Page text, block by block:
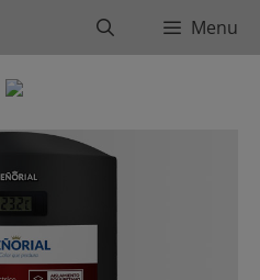
BuscarMenu